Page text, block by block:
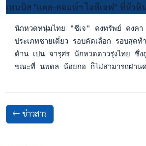
เทนนิส "แคล-คอมพ์ฯ ไอทีเอฟ" ที่หัวหิ
นักหวดหนุ่มไทย "ซีเจ" คงทรัพย์ คงคา
ประเภทชายเดี่ยว รอบคัดเลือก รอบสุด
ด้าน เปน จารุศร นักหวดดาวรุ่งไทย ซึ่
ขณะที่ นพดล น้อยกอ ก็ไม่สามารถผ่าน
ข่าวสาร